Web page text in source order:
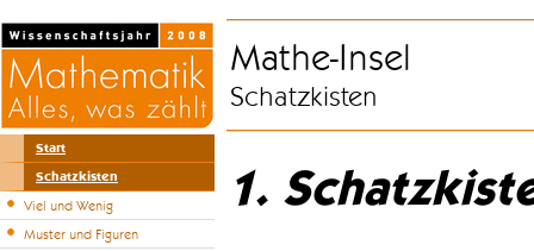
Start
Schatzkisten
Viel und Wenig
Muster und Figuren
Mathe-Insel
Schatzkisten
1.